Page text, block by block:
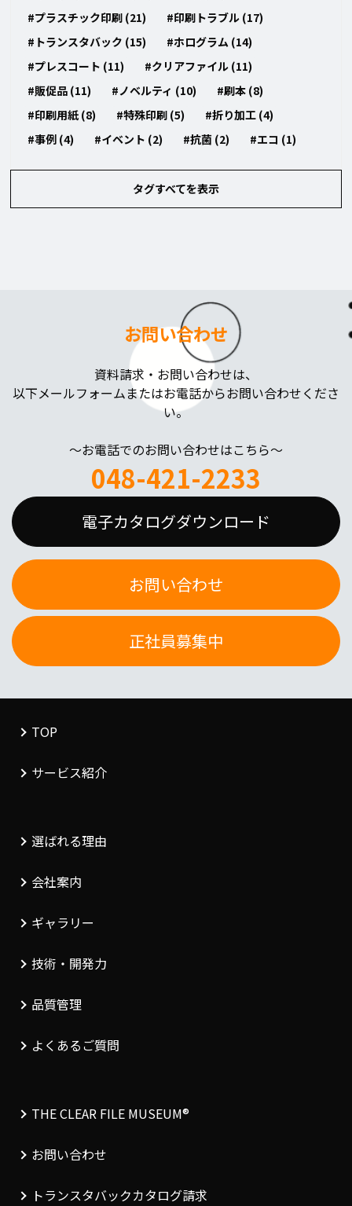
#プラスチック印刷 (21)
#印刷トラブル (17)
#トランスタバック (15)
#ホログラム (14)
#プレスコート (11)
#クリアファイル (11)
#販促品 (11)
#ノベルティ (10)
#刷本 (8)
#印刷用紙 (8)
#特殊印刷 (5)
#折り加工 (4)
#事例 (4)
#イベント (2) #抗菌 (2) #エコ (1)
タグすべてを表示
お問い合わせ
資料請求・お問い合わせは、
以下メールフォームまたはお電話からお問い合わせくださ
い。
～お電話でのお問い合わせはこちら～
048-421-2233
電子カタログダウンロード
お問い合わせ
正社員募集中
TOP
サービス紹介
選ばれる理由
会社案内
ギャラリー
技術・開発力
品質管理
よくあるご質問
THE CLEAR FILE MUSEUM®︎
お問い合わせ
トランスタバックカタログ請求